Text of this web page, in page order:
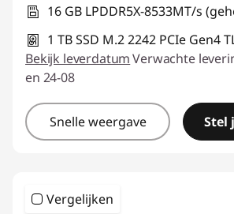
16 GB LPDDR5X-8533MT/s
1 TB SSD M.2 2242 PCIe Gen4
Bekijk leverdatumVerwachte
en 24-08
Snelle weergave Stel
Vergelijken